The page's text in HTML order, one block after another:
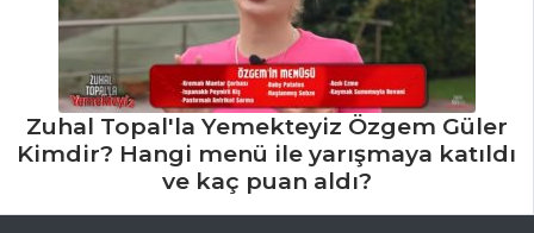
Nasıl Yapılır?
Sahanda
Uskumru Tarifi,
Nasıl Yapılır?
Acı Soslu Balık
Tarifi, Nasıl Yapılır?
Zuhal Topal'la Yemekteyiz Özgem Güler
Kimdir? Hangi menü ile yarışmaya katıldı
ve kaç puan aldı?